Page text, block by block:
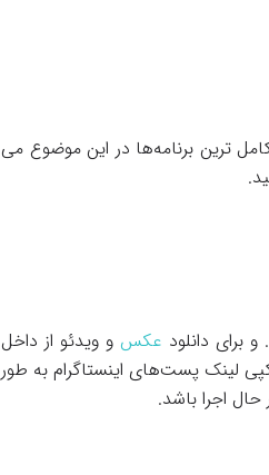
ترین برنامه‌ها در این موضوع می
برای دانلود عکس و ویدئو از داخل
لینک پست‌های اینستاگرام به طور
اجرا باشد.